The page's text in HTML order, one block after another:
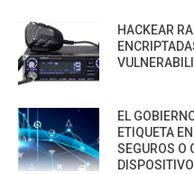
HACKEAR
EL
ETIQUETA
SEGUROS O